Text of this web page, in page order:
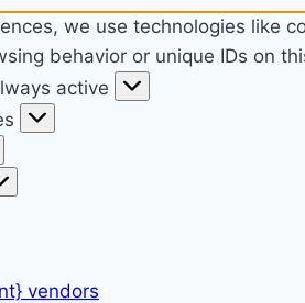
we use technologies like
behavior or unique IDs on
active
vendors